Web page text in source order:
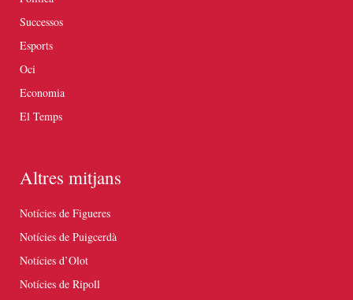
Successos
Esports
Oci
Economia
El Temps
Altres mitjans
Notícies de Figueres
Notícies de Puigcerdà
Notícies d’Olot
Notícies de Ripoll